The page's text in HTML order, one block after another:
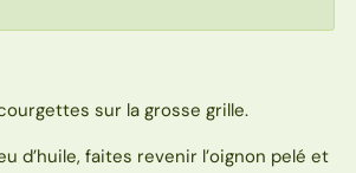
sur la grosse grille.
d’huile, faites revenir l’oignon pelé et